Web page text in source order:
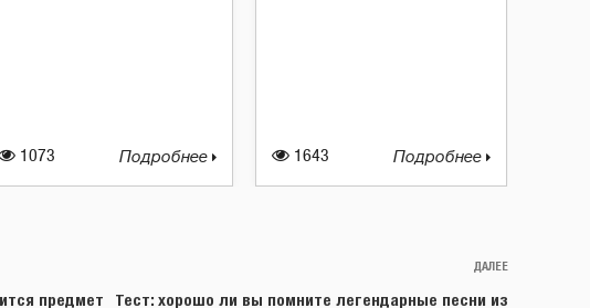
1073 Подробнее 1643 Подробнее
предмет
Следующая
ДАЛЕЕ
Тест: хорошо ли вы помните легендарные песни из